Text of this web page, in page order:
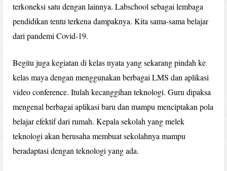
terkoneksi satu dengan lainnya. Labschool sebagai lembaga
pendidikan tentu terkena dampaknya. Kita sama-sama belajar
dari pandemi Covid-19.
Begitu juga kegiatan di kelas nyata yang sekarang pindah ke
kelas maya dengan menggunakan berbagai LMS dan aplikasi
video conference. Itulah kecanggihan teknologi. Guru dipaksa
mengenal berbagai aplikasi baru dan mampu menciptakan pola
belajar efektif dari rumah. Kepala sekolah yang melek
teknologi akan berusaha membuat sekolahnya mampu
beradaptasi dengan teknologi yang ada.